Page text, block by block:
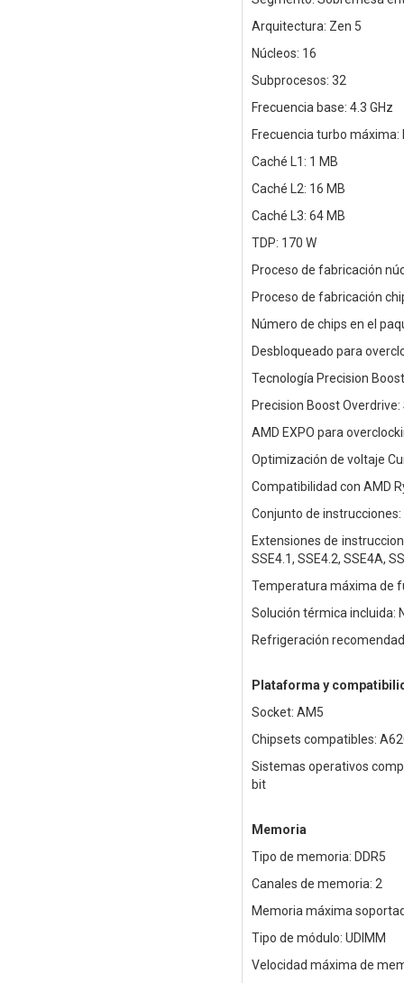
Arquitectura: Zen 5
Núcleos: 16
Subprocesos: 32
Frecuencia base: 4.3 GHz
Frecuencia turbo máxima:
Caché L1: 1 MB
Caché L2: 16 MB
Caché L3: 64 MB
TDP: 170 W
Proceso de fabricación
Proceso de fabricación
Número de chips en el
Desbloqueado para
Tecnología Precision
Precision Boost Overdrive:
AMD EXPO para
Optimización de voltaje
Compatibilidad con AMD
Conjunto de instrucciones:
Extensiones de
SSE4.1, SSE4.2, SSE4A,
Temperatura máxima de
Solución térmica incluida:
Refrigeración
Plataforma y
Socket: AM5
Chipsets compatibles:
Sistemas operativos
bit
Memoria
Tipo de memoria: DDR5
Canales de memoria: 2
Memoria máxima
Tipo de módulo: UDIMM
Velocidad máxima de